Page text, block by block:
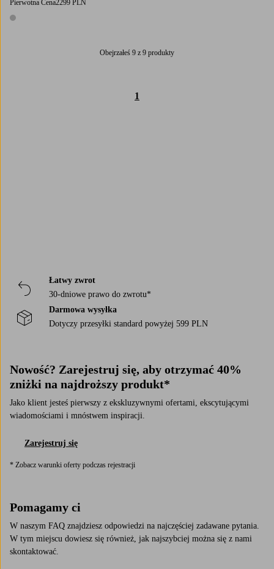
Pierwotna Cena2299 PLN
1 kolor
Obejrzałeś 9 z 9 produkty
1
Łatwy zwrot
30-dniowe prawo do zwrotu*
Darmowa wysyłka
Dotyczy przesyłki standard powyżej 599 PLN
Nowość? Zarejestruj się, aby otrzymać 40%
zniżki na najdroższy produkt*
Jako klient jesteś pierwszy z ekskluzywnymi ofertami, ekscytującymi
wiadomościami i mnóstwem inspiracji.
Zarejestruj się
* Zobacz warunki oferty podczas rejestracji
Pomagamy ci
W naszym FAQ znajdziesz odpowiedzi na najczęściej zadawane pytania.
W tym miejscu dowiesz się również, jak najszybciej można się z nami
skontaktować.